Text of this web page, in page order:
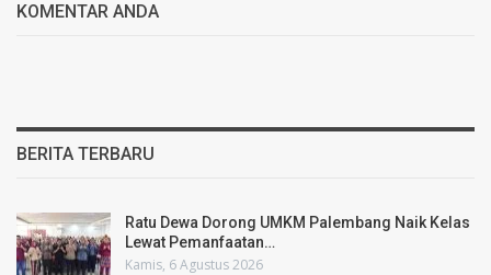
KOMENTAR ANDA
BERITA TERBARU
Ratu Dewa Dorong UMKM Palembang Naik Kelas
Lewat Pemanfaatan…
Kamis, 6 Agustus 2026